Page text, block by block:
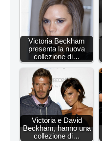
Victoria Beckham
presenta la nuova
collezione di…
Victoria e David
Beckham, hanno una
collezione di…